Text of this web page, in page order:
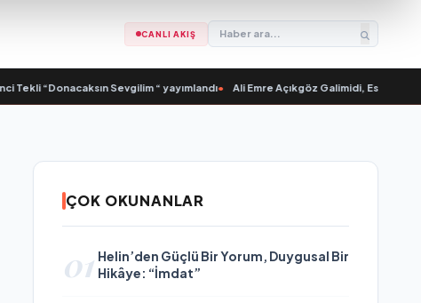
CANLI AKIŞ
Sevgilim “ yayımlandı• Ali Emre Açıkgöz Galimidi, Eski AB Bakanı ve
ÇOK OKUNANLAR
01 Helin’den Güçlü Bir Yorum, Duygusal Bir
Hikâye: “İmdat”